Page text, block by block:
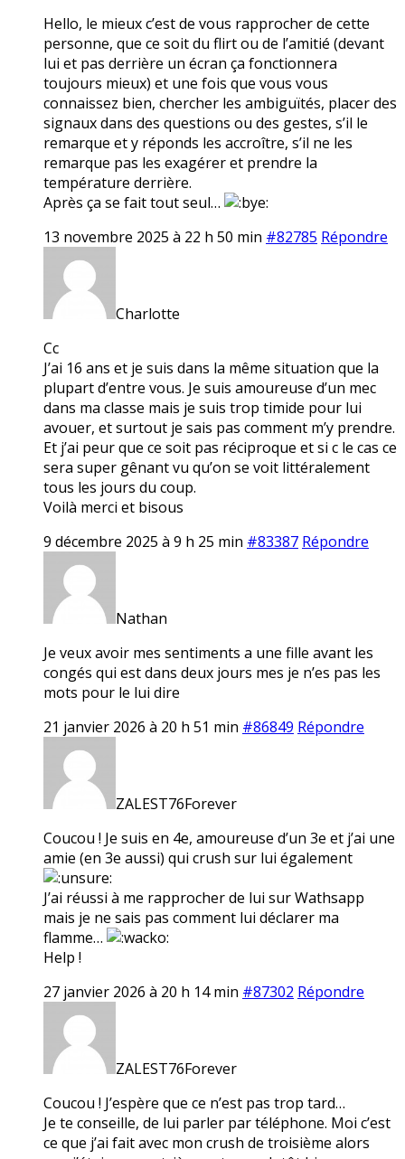
Hello, le mieux c’est de vous rapprocher de cette
personne, que ce soit du flirt ou de l’amitié (devant
lui et pas derrière un écran ça fonctionnera
toujours mieux) et une fois que vous vous
connaissez bien, chercher les ambiguïtés, placer des
signaux dans des questions ou des gestes, s’il le
remarque et y réponds les accroître, s’il ne les
remarque pas les exagérer et prendre la
température derrière.
Après ça se fait tout seul…
13 novembre 2025 à 22 h 50 min #82785 Répondre
Charlotte
Cc
J’ai 16 ans et je suis dans la même situation que la
plupart d’entre vous. Je suis amoureuse d’un mec
dans ma classe mais je suis trop timide pour lui
avouer, et surtout je sais pas comment m’y prendre.
Et j’ai peur que ce soit pas réciproque et si c le cas ce
sera super gênant vu qu’on se voit littéralement
tous les jours du coup.
Voilà merci et bisous
9 décembre 2025 à 9 h 25 min #83387 Répondre
Nathan
Je veux avoir mes sentiments a une fille avant les
congés qui est dans deux jours mes je n’es pas les
mots pour le lui dire
21 janvier 2026 à 20 h 51 min #86849 Répondre
ZALEST76Forever
Coucou ! Je suis en 4e, amoureuse d’un 3e et j’ai une
amie (en 3e aussi) qui crush sur lui également
J’ai réussi à me rapprocher de lui sur Wathsapp
mais je ne sais pas comment lui déclarer ma
flamme…
Help !
27 janvier 2026 à 20 h 14 min #87302 Répondre
ZALEST76Forever
Coucou ! J’espère que ce n’est pas trop tard…
Je te conseille, de lui parler par téléphone. Moi c’est
ce que j’ai fait avec mon crush de troisième alors